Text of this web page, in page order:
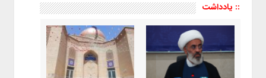
:: یادداشت